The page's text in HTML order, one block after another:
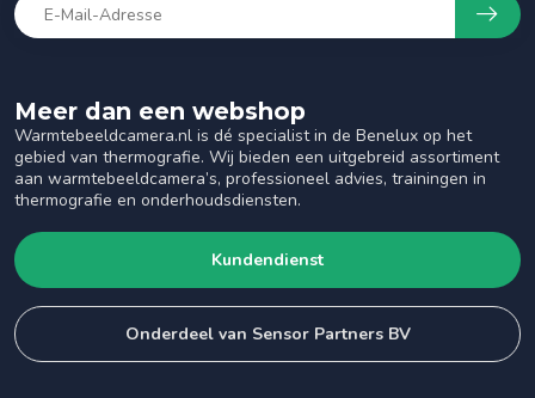
Meer dan een webshop
Warmtebeeldcamera.nl is dé specialist in de Benelux op het
gebied van thermografie. Wij bieden een uitgebreid assortiment
aan warmtebeeldcamera’s, professioneel advies, trainingen in
thermografie en onderhoudsdiensten.
Kundendienst
Onderdeel van Sensor Partners BV